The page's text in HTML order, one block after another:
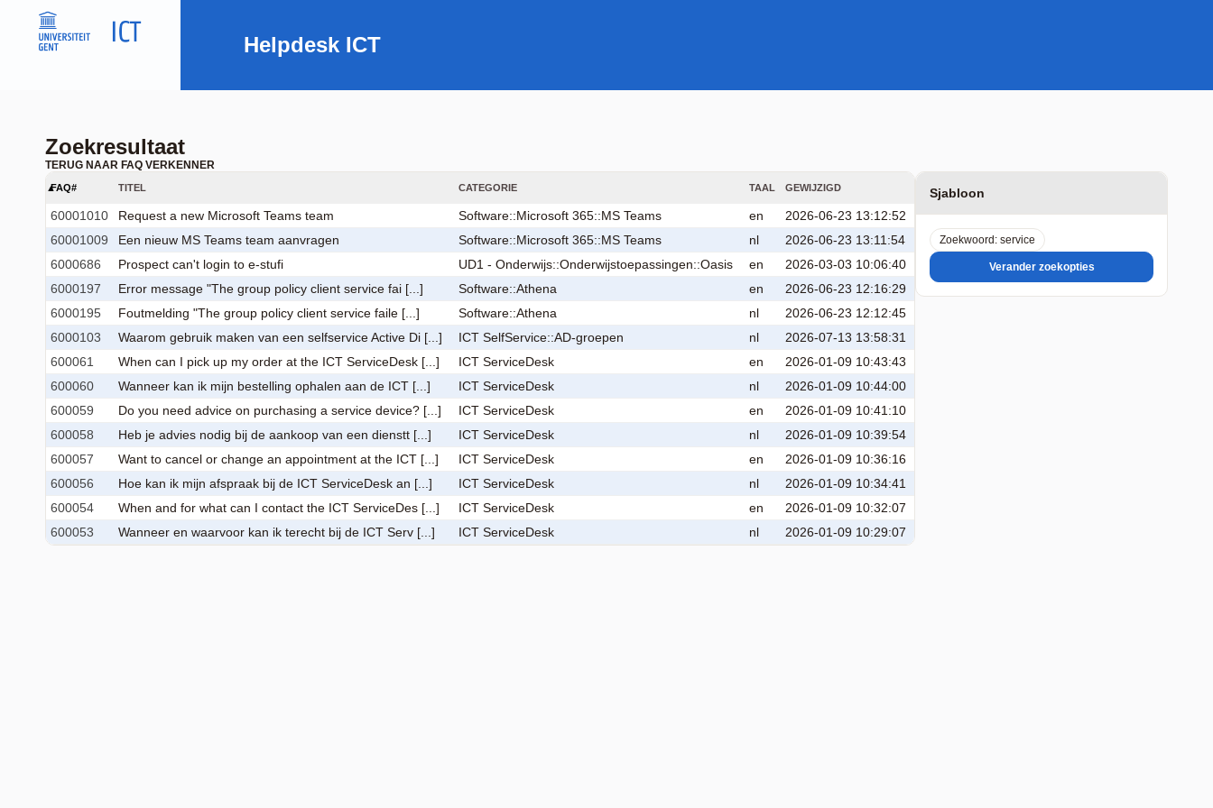
Helpdesk ICT
Zoekresultaat
TERUG NAAR FAQ VERKENNER
Sjabloon
Zoekwoord: service
Verander zoekopties
FAQ# TITEL CATEGORIE TAAL GEWIJZIGD
60001010 Request a new Microsoft Teams team Software::Microsoft 365::MS Teams en
2026-06-23 13:12:52
60001009
Een nieuw MS Teams team aanvragen Software::Microsoft 365::MS Teams nl
2026-06-23 13:11:54
6000686
Prospect can't login to e-stufi UD1 - Onderwijs::Onderwijstoepassingen::Oasis en
2026-03-03 10:06:40
6000197
Error message "The group policy client service fai [...] Software::Athena en
2026-06-23 12:16:29
6000195
Foutmelding "The group policy client service faile [...] Software::Athena nl
2026-06-23 12:12:45
6000103
Waarom gebruik maken van een selfservice Active Di [...] ICT SelfService::AD-groepen nl
2026-07-13 13:58:31
600061
When can I pick up my order at the ICT ServiceDesk [...] ICT ServiceDesk en
2026-01-09 10:43:43
600060
Wanneer kan ik mijn bestelling ophalen aan de ICT [...] ICT ServiceDesk nl
2026-01-09 10:44:00
600059
Do you need advice on purchasing a service device? [...] ICT ServiceDesk en
2026-01-09 10:41:10
600058
Heb je advies nodig bij de aankoop van een dienstt [...] ICT ServiceDesk nl
2026-01-09 10:39:54
600057
Want to cancel or change an appointment at the ICT [...] ICT ServiceDesk en
2026-01-09 10:36:16
600056
Hoe kan ik mijn afspraak bij de ICT ServiceDesk an [...] ICT ServiceDesk nl
2026-01-09 10:34:41
600054
When and for what can I contact the ICT ServiceDes [...] ICT ServiceDesk en
2026-01-09 10:32:07
600053
Wanneer en waarvoor kan ik terecht bij de ICT Serv [...] ICT ServiceDesk nl 2026-01-09 10:29:07